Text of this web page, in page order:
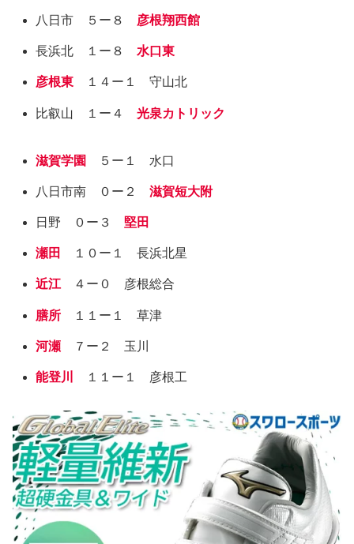
八日市 ５ー８ 彦根翔西館
長浜北 １ー８ 水口東
彦根東 １４ー１ 守山北
比叡山 １ー４光泉カトリック
滋賀学園 ５ー１ 水口
八日市南 ０ー２滋賀短大附
日野 ０ー３堅田
瀬田 １０ー１ 長浜北星
近江 ４ー０ 彦根総合
膳所 １１ー１ 草津
河瀬 ７ー２ 玉川
能登川 １１ー１ 彦根工